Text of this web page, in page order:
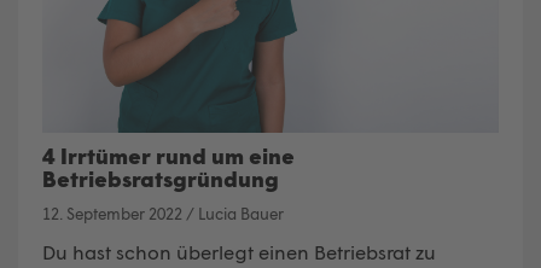
4 Irrtümer rund um eine
Betriebsratsgründung
12. September 2022 / Lucia Bauer
Du hast schon überlegt einen Betriebsrat zu